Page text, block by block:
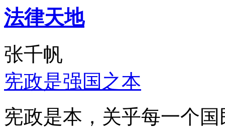
法律天地
张千帆
宪政是强国之本
宪政是本，关乎每一个